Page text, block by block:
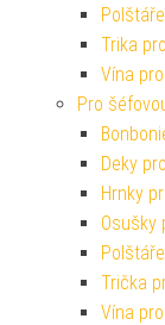
Trika
Vína
Pro
Deky
Hrnky
Osušky
Trička
Vína